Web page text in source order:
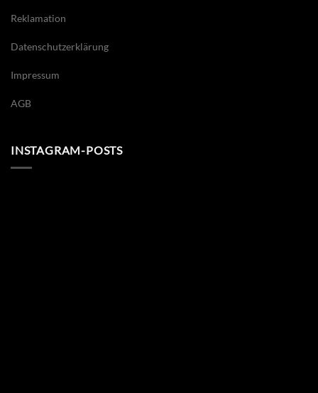
Reklamation
Datenschutzerklärung
Impressum
AGB
INSTAGRAM-POSTS